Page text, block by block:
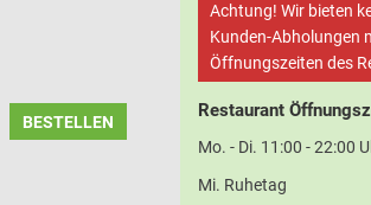
BESTELLEN
Achtung! Wir bieten
Kunden-Abholungen
Öffnungszeiten des
Restaurant
Mo. - Di. 11:00 - 22:00
Mi. Ruhetag